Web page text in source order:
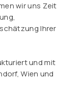
wir uns Zeit
Ihrer
und mit
Wien und